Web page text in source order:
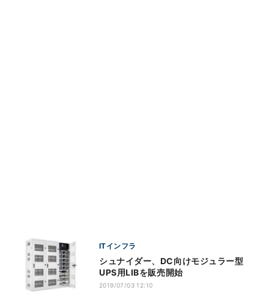
ITインフラ
シュナイダー、DC向けモジュラー型
UPS用LIBを販売開始
2019/07/03 12:10